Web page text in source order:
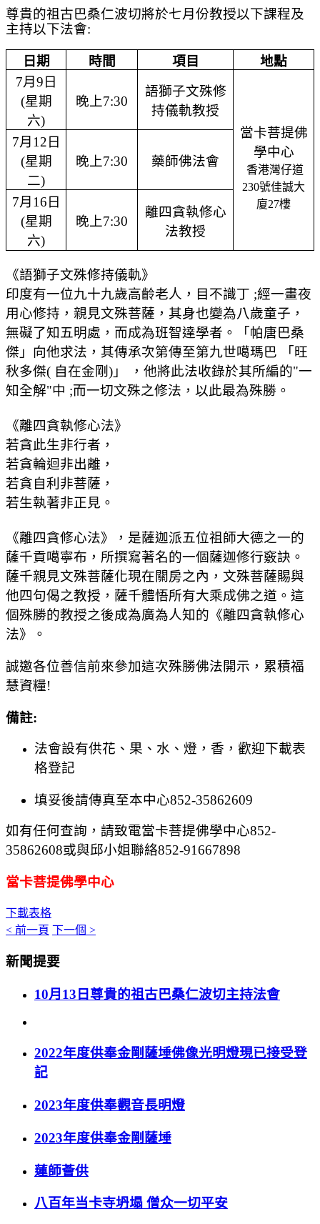
尊貴的祖古巴桑仁波切將於七月份教授以下課程及
主持以下法會:
日期 時間 項目
地點
7月 9日
(星期
六)
晚上7:30
語獅子文殊修
持儀軌教授
當卡菩提佛
學中心
香港灣仔道
230號佳誠大
廈27樓
7月 12日
(星期
二)
晚上7:30 藥師佛法會
7月 16日
(星期
六)
晚上7:30
離四貪執修心
法教授
《語獅子文殊修持儀軌》
印度有一位九十九歲高齡老人，目不識丁 ;經一畫夜
用心修持，親見文殊菩薩，其身也變為八歲童子，
無礙了知五明處，而成為班智達學者。「帕唐巴桑
傑」向他求法，其傳承次第傳至第九世噶瑪巴 「旺
秋多傑( 自在金剛) 」 ，他將此法收錄於其所編的"一
知全解"中 ;而一切文殊之修法，以此最為殊勝。
《離四貪執修心法》
若貪此生非行者，
若貪輪迴非出離，
若貪自利非菩薩，
若生執著非正見。
《離四貪修心法》，是薩迦派五位祖師大德之一的
薩千貢噶寧布，所撰寫著名的一個薩迦修行竅訣。
薩千親見文殊菩薩化現在關房之內，文殊菩薩賜與
他四句偈之教授，薩千體悟所有大乘成佛之道。這
個殊勝的教授之後成為廣為人知的《離四貪執修心
法》。
誠邀各位善信前來參加這次殊勝佛法開示，累積福
慧資糧!
備註:
法會設有供花、果、水、燈，香，歡迎下載表
格登記
填妥後請傳真至本中心852-35862609
如有任何查詢，請致電當卡菩提佛學中心852-
35862608或與邱小姐聯絡852-91667898
當卡菩提佛學中心
下載表格
< 前一頁 下一個 >
新聞提要
10月13日尊貴的祖古巴桑仁波切主持法會
2022年度供奉金剛薩埵佛像光明燈現已接受登
記
2023年度供奉觀音長明燈
2023年度供奉金剛薩埵
蓮師薈供
八百年当卡寺坍塌 僧众一切平安